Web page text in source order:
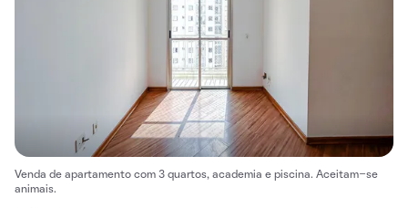
Venda de apartamento com 3 quartos, academia e piscina. Aceitam-se
animais.